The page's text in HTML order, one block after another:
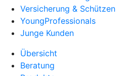
Versicherung & Schützen
YoungProfessionals
Junge Kunden
Übersicht
Beratung